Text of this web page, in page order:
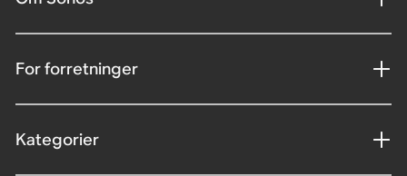
For forretninger
Kategorier